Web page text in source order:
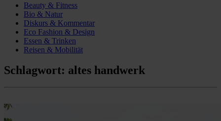
Beauty & Fitness
Bio & Natur
Diskurs & Kommentar
Eco Fashion & Design
Essen & Trinken
Reisen & Mobilität
Schlagwort: altes handwerk